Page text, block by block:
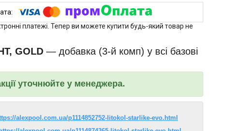
платежі. Тепер ви можете купити будь-який товар не
GOLD ― добавка (3-й комп) у всі базові
уточнюйте у менеджера.
alexpool.com.ua/p1114852752-litokol-starlike-evo.html